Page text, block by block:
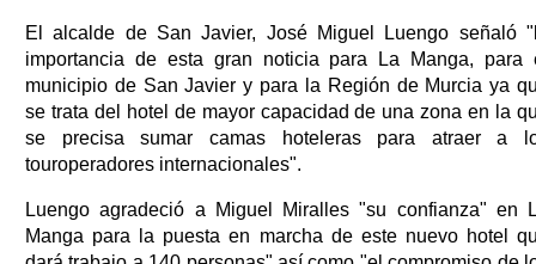
El alcalde de San Javier, José Miguel Luengo señaló
importancia de esta gran noticia para La Manga, para
municipio de San Javier y para la Región de Murcia ya
se trata del hotel de mayor capacidad de una zona en la
se precisa sumar camas hoteleras para atraer a
touroperadores internacionales".
Luengo agradeció a Miguel Miralles "su confianza" en
Manga para la puesta en marcha de este nuevo hotel